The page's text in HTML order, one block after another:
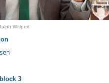
Wölpert
3